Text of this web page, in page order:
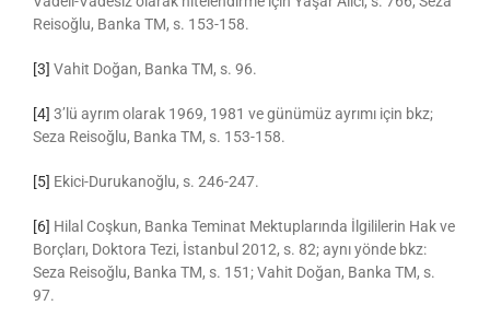
Reisoğlu, Banka TM, s. 153-158.
[3] Vahit Doğan, Banka TM, s. 96.
[4] 3’lü ayrım olarak 1969, 1981 ve günümüz ayrımı için bkz;
Seza Reisoğlu, Banka TM, s. 153-158.
[5] Ekici-Durukanoğlu, s. 246-247.
[6] Hilal Coşkun, Banka Teminat Mektuplarında İlgililerin Hak ve
Borçları, Doktora Tezi, İstanbul 2012, s. 82; aynı yönde bkz:
Seza Reisoğlu, Banka TM, s. 151; Vahit Doğan, Banka TM, s.
97.